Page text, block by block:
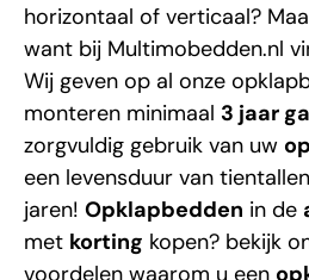
horizontaal of verticaal?
want bij Multimobedden.nl
Wij geven op al onze
monteren minimaal 3 jaar
zorgvuldig gebruik van uw
een levensduur van tientallen
jaren! Opklapbedden in de
met korting kopen? bekijk
voordelen waarom u een